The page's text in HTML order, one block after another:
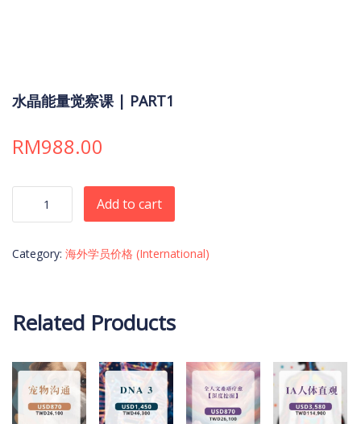
水晶能量觉察课 | PART1
RM988.00
Add to cart
Category: 海外学员价格 (International)
Related Products